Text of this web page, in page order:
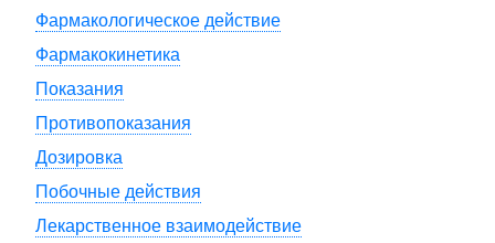
Фармакологическое действие
Фармакокинетика
Показания
Противопоказания
Дозировка
Побочные действия
Лекарственное взаимодействие